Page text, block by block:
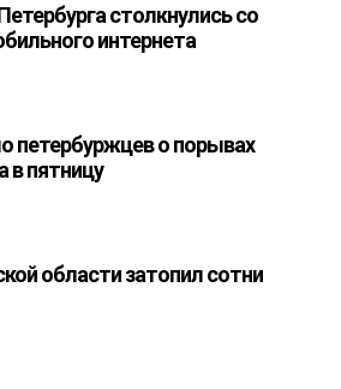
столкнулись со
интернета
петербуржцев о порывах
в пятницу
области затопил сотни